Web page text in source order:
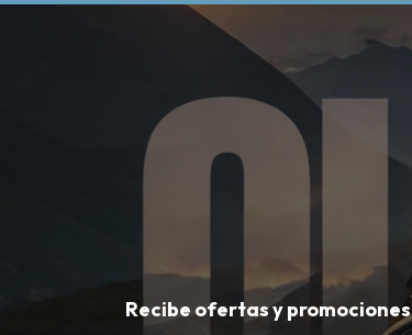
Recibe ofertas y promociones